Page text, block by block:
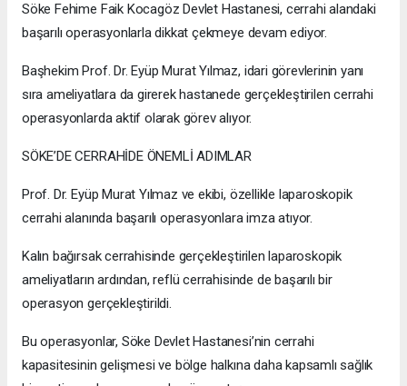
Söke Fehime Faik Kocagöz Devlet Hastanesi, cerrahi alandaki
başarılı operasyonlarla dikkat çekmeye devam ediyor.
Başhekim Prof. Dr. Eyüp Murat Yılmaz, idari görevlerinin yanı
sıra ameliyatlara da girerek hastanede gerçekleştirilen cerrahi
operasyonlarda aktif olarak görev alıyor.
SÖKE’DE CERRAHİDE ÖNEMLİ ADIMLAR
Prof. Dr. Eyüp Murat Yılmaz ve ekibi, özellikle laparoskopik
cerrahi alanında başarılı operasyonlara imza atıyor.
Kalın bağırsak cerrahisinde gerçekleştirilen laparoskopik
ameliyatların ardından, reflü cerrahisinde de başarılı bir
operasyon gerçekleştirildi.
Bu operasyonlar, Söke Devlet Hastanesi’nin cerrahi
kapasitesinin gelişmesi ve bölge halkına daha kapsamlı sağlık